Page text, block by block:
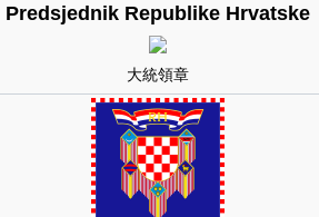
Predsjednik Republike Hrvatske
大統領章